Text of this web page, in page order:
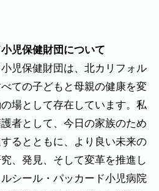
児保健財団について
児保健財団は、北カリフォル
ての子どもと母親の健康を変
場として存在しています。私
者として、今日の家族のため
るとともに、より良い未来の
、発見、そして変革を推進し
シール・パッカード小児病院